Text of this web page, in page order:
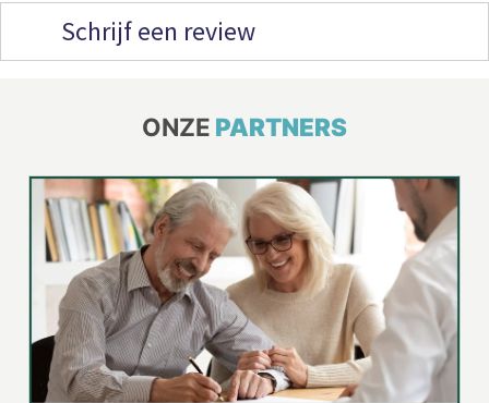
Schrijf een review
ONZE PARTNERS